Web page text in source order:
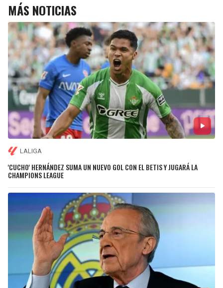
MÁS NOTICIAS
LALIGA
'CUCHO' HERNÁNDEZ SUMA UN NUEVO GOL CON EL BETIS Y JUGARÁ LA
CHAMPIONS LEAGUE